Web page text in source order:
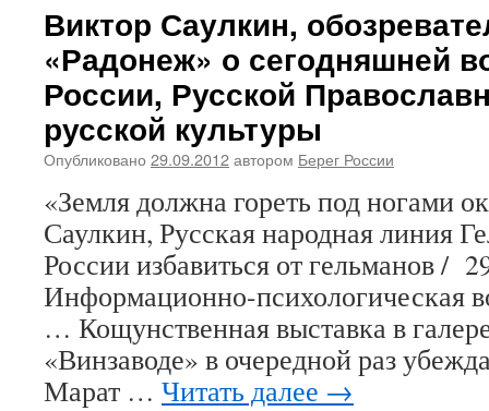
Виктор Саулкин,
«Радонеж» о сегодняшней
России, Русской
русской культуры
Опубликовано 29.09.2012автором Берег России
«Земля должна гореть под ногами
Саулкин, Русская народная линия
России избавиться от гельманов /
Информационно-психологическая
… Кощунственная выставка в
«Винзаводе» в очередной раз
Марат … Читать далее →